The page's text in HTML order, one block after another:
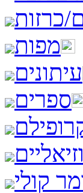
כרזות
מפות
עיתונים
ספרים
קולי